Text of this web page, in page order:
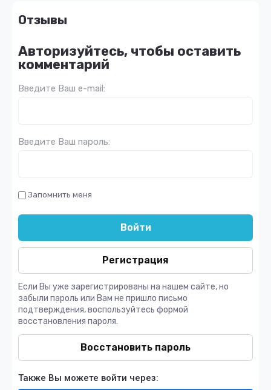
Отзывы
Авторизуйтесь, чтобы оставить
комментарий
Введите Ваш e-mail:
Введите Ваш пароль:
Запомнить меня
Войти
Регистрация
Если Вы уже зарегистрированы на нашем сайте, но
забыли пароль или Вам не пришло письмо
подтверждения, воспользуйтесь формой
восстановления пароля.
Восстановить пароль
Также Вы можете войти через: